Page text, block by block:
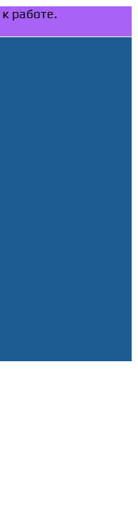
работе.